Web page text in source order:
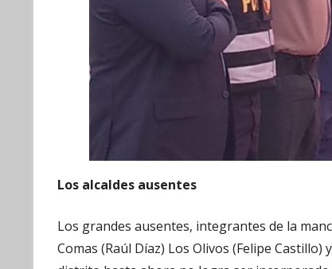
Los alcaldes ausentes
Los grandes ausentes, integrantes de la
Comas (Raúl Díaz) Los Olivos (Felipe